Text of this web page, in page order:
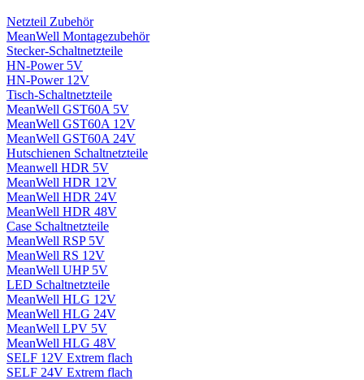
Netzteil Zubehör
MeanWell Montagezubehör
Stecker-Schaltnetzteile
HN-Power 5V
HN-Power 12V
Tisch-Schaltnetzteile
MeanWell GST60A 5V
MeanWell GST60A 12V
MeanWell GST60A 24V
Hutschienen Schaltnetzteile
Meanwell HDR 5V
MeanWell HDR 12V
MeanWell HDR 24V
MeanWell HDR 48V
Case Schaltnetzteile
MeanWell RSP 5V
MeanWell RS 12V
MeanWell UHP 5V
LED Schaltnetzteile
MeanWell HLG 12V
MeanWell HLG 24V
MeanWell LPV 5V
MeanWell HLG 48V
SELF 12V Extrem flach
SELF 24V Extrem flach